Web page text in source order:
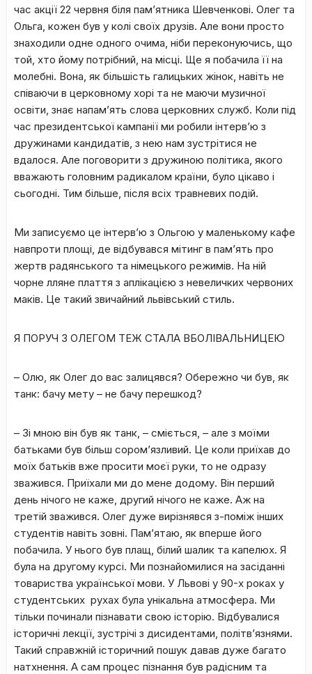
час акції 22 червня біля пам’ятника Шевченкові. Олег та
Ольга, кожен був у колі своїх друзів. Але вони просто
знаходили одне одного очима, ніби переконуючись, що
той, хто йому потрібний, на місці. Ще я побачила її на
молебні. Вона, як більшість галицьких жінок, навіть не
співаючи в церковному хорі та не маючи музичної
освіти, знає напам’ять слова церковних служб. Коли під
час президентської кампанії ми робили інтерв’ю з
дружинами кандидатів, з нею нам зустрітися не
вдалося. Але поговорити з дружиною політика, якого
вважають головним радикалом країни, було цікаво і
сьогодні. Тим більше, після всіх травневих подій.
Ми записуємо це інтерв’ю з Ольгою у маленькому кафе
навпроти площі, де відбувався мітинг в пам’ять про
жертв радянського та німецького режимів. На ній
чорне лляне плаття з аплікацією з невеличких червоних
маків. Це такий звичайний львівський стиль.
Я ПОРУЧ З ОЛЕГОМ ТЕЖ СТАЛА ВБОЛІВАЛЬНИЦЕЮ
– Олю, як Олег до вас залицявся? Обережно чи був, як
танк: бачу мету – не бачу перешкод?
– Зі мною він був як танк, – сміється, – але з моїми
батьками був більш сором’язливий. Це коли приїхав до
моїх батьків вже просити моєї руки, то не одразу
зважився. Приїхали ми до мене додому. Він перший
день нічого не каже, другий нічого не каже. Аж на
третій зважився. Олег дуже вирізнявся з-поміж інших
студентів навіть зовні. Пам’ятаю, як вперше його
побачила. У нього був плащ, білий шалик та капелюх. Я
була на другому курсі. Ми познайомилися на засіданні
товариства української мови. У Львові у 90-х роках у
студентських рухах була унікальна атмосфера. Ми
тільки починали пізнавати свою історію. Відбувалися
історичні лекції, зустрічі з дисидентами, політв’язнями.
Такий справжній історичний пошук давав дуже багато
натхнення. А сам процес пізнання був радісним та